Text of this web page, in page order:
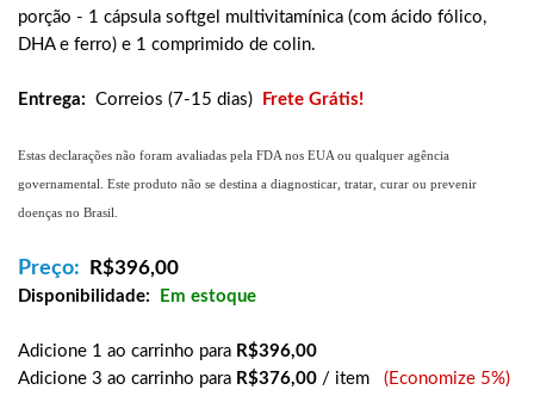
porção - 1 cápsula softgel multivitamínica (com ácido fólico,
DHA e ferro) e 1 comprimido de colin.
Entrega: Correios (7-15 dias) Frete Grátis!
Estas declarações não foram avaliadas pela FDA nos EUA ou qualquer agência
governamental. Este produto não se destina a diagnosticar, tratar, curar ou prevenir
doenças no Brasil.
Preço: R$396,00
Disponibilidade: Em estoque
Adicione 1 ao carrinho para R$396,00
Adicione 3 ao carrinho para R$376,00 / item (Economize 5%)